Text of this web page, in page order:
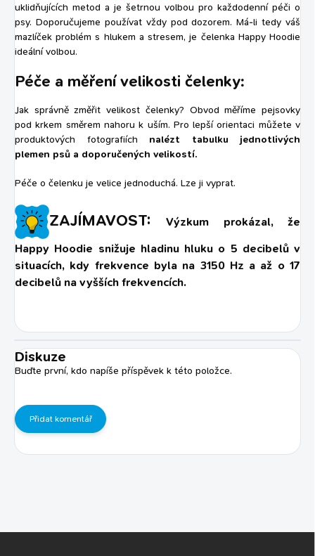
uklidňujících metod a je šetrnou volbou pro každodenní péči o
psy. Doporučujeme používat vždy pod dozorem. Má-li tedy váš
mazlíček problém s hlukem a stresem, je čelenka Happy Hoodie
ideální volbou.
Péče a měření velikosti čelenky:
Jak správně změřit velikost čelenky? Obvod měříme pejsovky
pod krkem směrem nahoru k uším. Pro lepší orientaci můžete v
produktových fotografiích nalézt tabulku jednotlivých
plemen psů a doporučených velikostí.
Péče o čelenku je velice jednoduchá. Lze ji vyprat.
ZAJÍMAVOST:
Výzkum prokázal, že
Happy Hoodie snižuje hladinu hluku o 5 decibelů v
situacích, kdy frekvence byla na 3150 Hz a až o 17
decibelů na vyšších frekvencích.
Diskuze
Buďte první, kdo napíše příspěvek k této položce.
Přidat komentář